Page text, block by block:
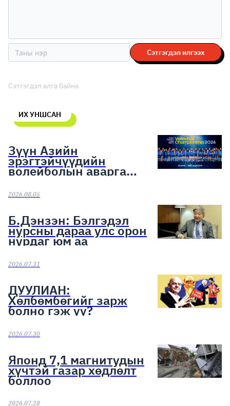
Сэтгэгдэл илгээх
Сэтгэгдэл алга байна
ИХ УНШСАН
Зүүн Азийн
эрэгтэйчүүдийн
волейболын аварга
шалгаруулах тэмцээн
эхэллээ
2026.08.05
Б.Дэнзэн: Бэлгэдэл
нурсны дараа улс орон
нурдаг юм аа
2026.07.31
ДУУЛИАН:
Хөлбөмбөгийг зарж
болно гэж үү?
2026.07.30
Японд 7,1 магнитудын
хүчтэй газар хөдлөлт
боллоо
2026.07.28